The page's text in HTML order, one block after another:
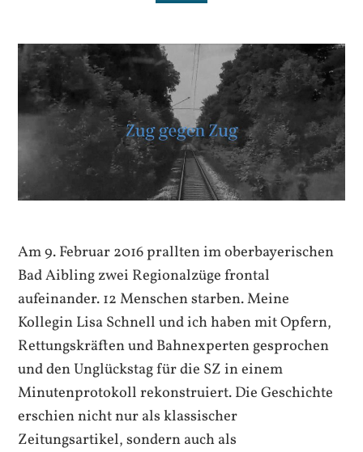
Am 9. Februar 2016 prallten im oberbayerischen
Bad Aibling zwei Regionalzüge frontal
aufeinander. 12 Menschen starben. Meine
Kollegin Lisa Schnell und ich haben mit Opfern,
Rettungskräften und Bahnexperten gesprochen
und den Unglückstag für die SZ in einem
Minutenprotokoll rekonstruiert. Die Geschichte
erschien nicht nur als klassischer
Zeitungsartikel, sondern auch als